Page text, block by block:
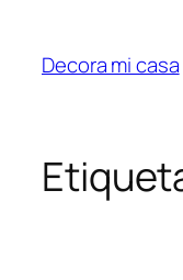
contenido
Decora mi casa